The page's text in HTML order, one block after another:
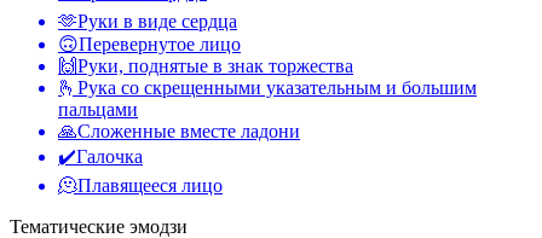
🫶Руки в виде сердца
🙃Перевернутое лицо
🙌Руки, поднятые в знак торжества
🫰 Рука со скрещенными указательным и большим
пальцами
🙏Сложенные вместе ладони
✔️Галочка
🫠Плавящееся лицо
Тематические эмодзи